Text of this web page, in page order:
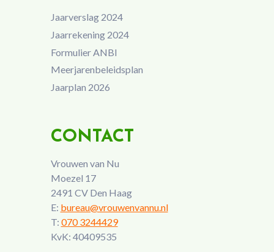
Jaarverslag 2024
Jaarrekening 2024
Formulier ANBI
Meerjarenbeleidsplan
Jaarplan 2026
CONTACT
Vrouwen van Nu
Moezel 17
2491 CV Den Haag
E: bureau@vrouwenvannu.nl
T: 070 3244429
KvK: 40409535